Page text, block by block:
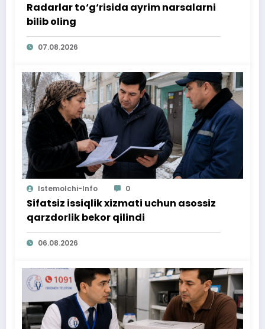
Radarlar to‘g‘risida ayrim narsalarni
bilib oling
07.08.2026
Istemolchi-Info 0
Sifatsiz issiqlik xizmati uchun asossiz
qarzdorlik bekor qilindi
06.08.2026